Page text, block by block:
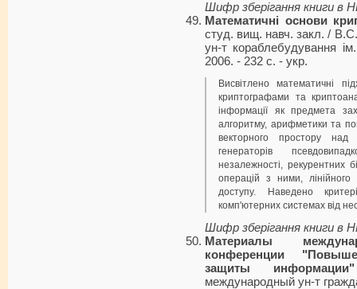
Шифр зберігання книги в
Математичні основи
студ. вищ. навч. закл. /
ун-т кораблебудування
2006. - 232 с. - укp.
Висвітлено математичні
криптографами та
інформації як предмета
алгоритму, арифметики та
векторного простору над
генераторів
незалежності, рекурентних
операцій з ними, лінійного
доступу. Наведено
комп'ютерних системах від
Шифр зберігання книги в
Материалы
конференции
защиты
международный ун-т